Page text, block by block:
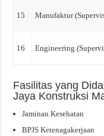
15 Manufaktur
16 Engineering
Fasilitas yang
Jaya Konstruksi
Jaminan Kesehatan
BPJS Ketenagakerjaan